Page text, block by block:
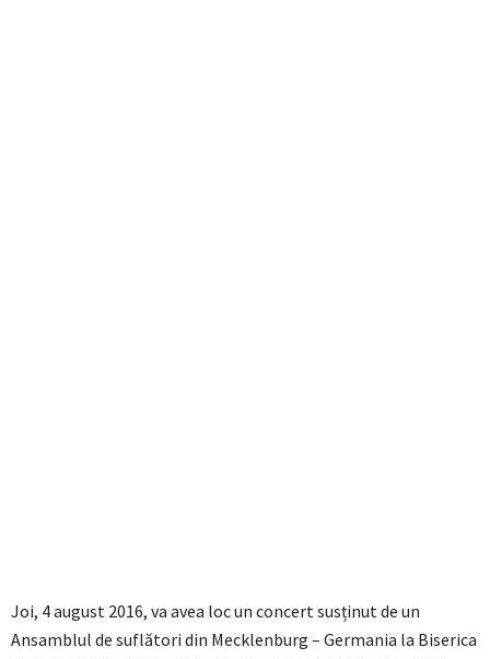
Joi, 4 august 2016, va avea loc un concert susținut de un
Ansamblul de suflători din Mecklenburg – Germania la Biserica